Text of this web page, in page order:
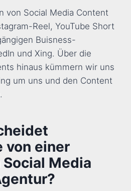
von Social Media Content
Reel, YouTube Short
Buisness-
und Xing. Über die
hinaus kümmern wir uns
um uns und den Content
von einer
Media